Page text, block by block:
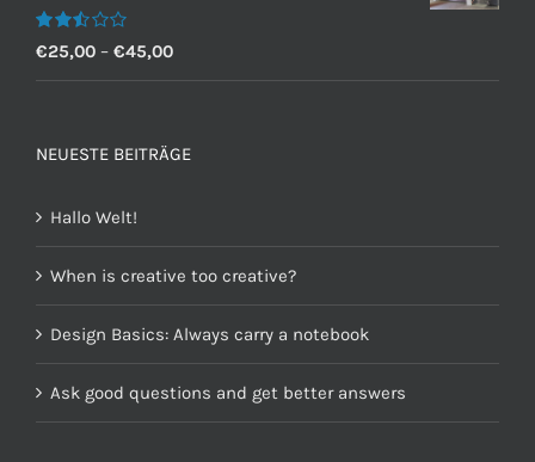
Bewertet
mit
2.50
€25,00 – €45,00
NEUESTE BEITRÄGE
Hallo Welt!
When is creative too creative?
Design Basics: Always carry a notebook
Ask good questions and get better answers